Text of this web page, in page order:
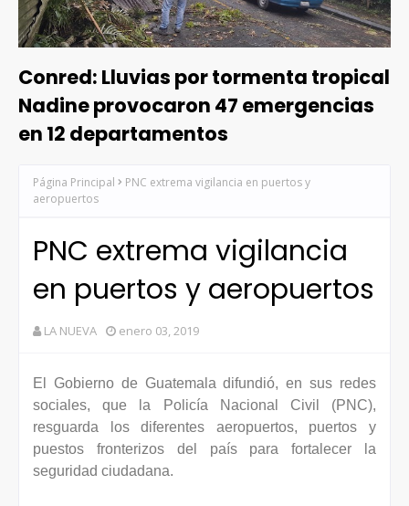
Conred: Lluvias por tormenta tropical
Nadine provocaron 47 emergencias
en 12 departamentos
Página Principal
PNC extrema vigilancia en puertos y
aeropuertos
PNC extrema vigilancia
en puertos y aeropuertos
LA NUEVA enero 03, 2019
El Gobierno de Guatemala difundió, en sus redes
sociales, que la Policía Nacional Civil (PNC),
resguarda los diferentes aeropuertos, puertos y
puestos fronterizos del país para fortalecer la
seguridad ciudadana.